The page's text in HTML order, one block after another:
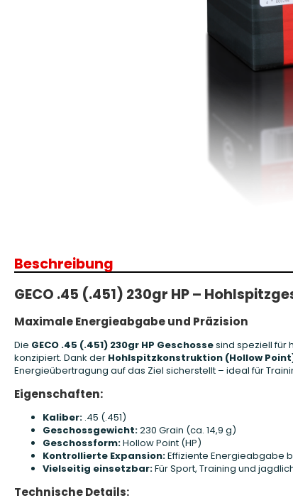
Ladepressen
Ladepressen Zubehör
Beschreibung
GECO .45 (.451) 230gr HP –
Maximale Energieabgabe und Präzision
Die GECO .45 (.451) 230gr HP Geschossesind speziell für
konzipiert. Dank der Hohlspitzkonstruktion (Hollow
Energieübertragung auf das Ziel sicherstellt – ideal für
Eigenschaften:
Kaliber: .45 (.451)
Geschossgewicht:230 Grain (ca. 14,9 g)
Geschossform:Hollow Point (HP)
Kontrollierte Expansion:Effiziente Energieabgabe
Vielseitig einsetzbar:Für Sport, Training und
Technische Details: